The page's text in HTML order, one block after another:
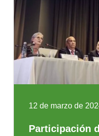
12 de marzo de
Participación